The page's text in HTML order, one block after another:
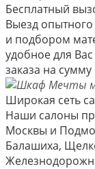
Бесплатный
Выезд
и подбором
удобное для
заказа на сумму
Широкая сеть
Наши салоны
Москвы и
Балашиха,